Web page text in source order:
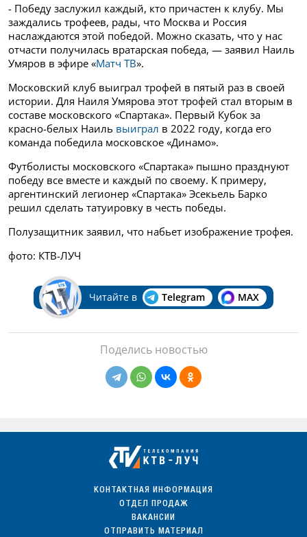
- Победу заслужил каждый, кто причастен к клубу. Мы
заждались трофеев, рады, что Москва и Россия
наслаждаются этой победой. Можно сказать, что у нас
отчасти получилась вратарская победа, — заявил Наиль
Умяров в эфире «Матч ТВ».
Московский клуб выиграл трофей в пятый раз в своей
истории. Для Наиля Умярова этот трофей стал вторым в
составе московского «Спартака». Первый Кубок за
красно-белых Наиль выиграл в 2022 году, когда его
команда победила московское «Динамо».
Футболисты московского «Спартака» пышно празднуют
победу все вместе и каждый по своему. К примеру,
аргентинский легионер «Спартака» Эсекьель Барко
решил сделать татуировку в честь победы.
Полузащитник заявил, что набьет изображение трофея.
фото: КТВ-ЛУЧ
Читайте в Telegram MAX
Поделись новостью
КОНТАКТНАЯ ИНФОРМАЦИЯ
ОТДЕЛ ПРОДАЖ
ВАКАНСИИ
ОТПРАВИТЬ МАТЕРИАЛ